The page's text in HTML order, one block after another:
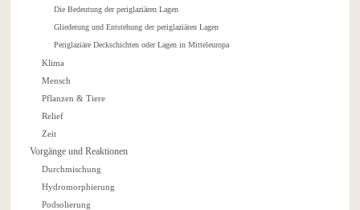
Die Bedeutung der periglaziären Lagen
Gliederung und Entstehung der periglaziären Lagen
Periglaziäre Deckschichten oder Lagen in Mitteleuropa
Klima
Mensch
Pflanzen & Tiere
Relief
Zeit
Vorgänge und Reaktionen
Durchmischung
Hydromorphierung
Podsolierung